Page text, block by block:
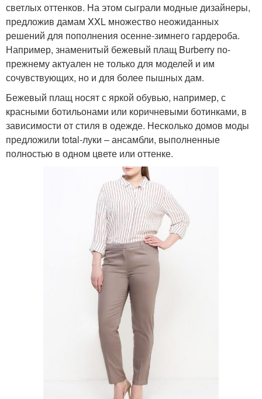
светлых оттенков. На этом сыграли модные дизайнеры,
предложив дамам XXL множество неожиданных
решений для пополнения осенне-зимнего гардероба.
Например, знаменитый бежевый плащ Burberry по-
прежнему актуален не только для моделей и им
сочувствующих, но и для более пышных дам.
Бежевый плащ носят с яркой обувью, например, с
красными ботильонами или коричневыми ботинками, в
зависимости от стиля в одежде. Несколько домов моды
предложили total-луки – ансамбли, выполненные
полностью в одном цвете или оттенке.